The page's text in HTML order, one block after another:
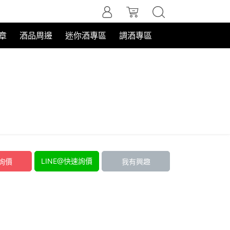
酒品周邊 迷你酒專區 調酒專區
人布魯克琴酒
價 LINE@快速詢價 我有興趣